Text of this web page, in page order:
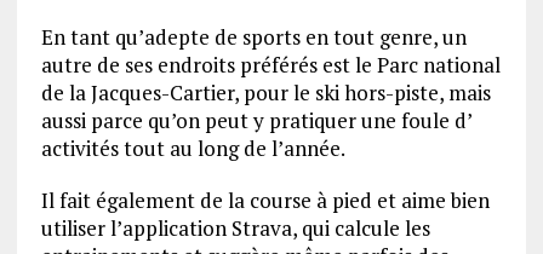
En tant qu’adepte de sports en tout genre, un
autre de ses endroits préférés est le Parc national
de la Jacques-Cartier, pour le ski hors-piste, mais
aussi parce qu’on peut y pratiquer une foule d’
activités tout au long de l’année.
Il fait également de la course à pied et aime bien
utiliser l’application Strava, qui calcule les